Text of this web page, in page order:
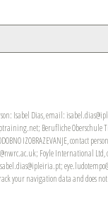
Dias, email:
Berufliche
IZOBRAZEVANJE, contact
Foyle International
navigation data and does